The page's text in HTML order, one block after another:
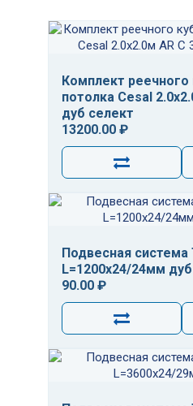
Комплект реечного
потолка Cesal
дуб селект
13200.00 ₽
Подвесная система
L=1200х24/24мм
90.00 ₽